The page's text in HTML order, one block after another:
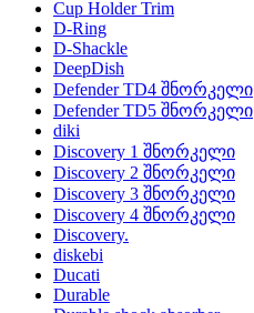
Cup Holder Trim
D-Ring
D-Shackle
DeepDish
Defender TD4 შნორკელი
Defender TD5 შნორკელი
diki
Discovery 1 შნორკელი
Discovery 2 შნორკელი
Discovery 3 შნორკელი
Discovery 4 შნორკელი
Discovery.
diskebi
Ducati
Durable